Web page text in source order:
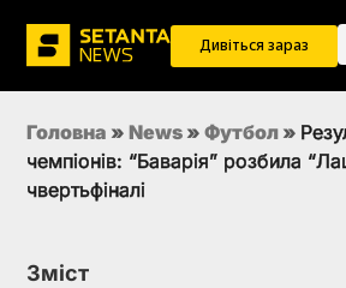
Дивіться зараз
Головна » News » Футбол »
чемпіонів: “Баварія” розбила
чвертьфіналі
Зміст